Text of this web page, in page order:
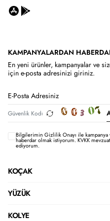
KAMPANYALARDAN
En yeni ürünler, kampanyalar ve
için e-posta adresinizi giriniz.
Bilgilerimin Gizlilik Onayı ile
haberdar olmak istiyorum.KVKK
ediyorum.
KOÇAK
YÜZÜK
KOLYE